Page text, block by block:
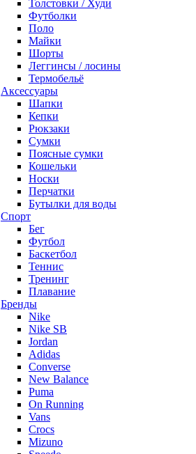
Толстовки / Худи
Футболки
Поло
Майки
Шорты
Леггинсы / лосины
Термобельё
Аксессуары
Шапки
Кепки
Рюкзаки
Сумки
Поясные сумки
Кошельки
Носки
Перчатки
Бутылки для воды
Спорт
Бег
Футбол
Баскетбол
Теннис
Тренинг
Плавание
Бренды
Nike
Nike SB
Jordan
Adidas
Converse
New Balance
Puma
On Running
Vans
Crocs
Mizuno